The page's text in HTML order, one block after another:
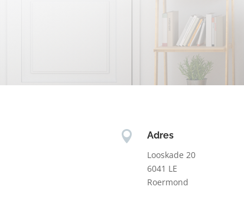

Adres
Looskade 20
6041 LE
Roermond